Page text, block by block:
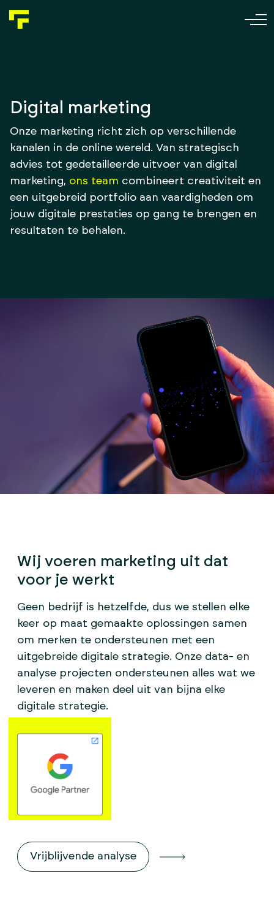
Skip to content
Digital marketing
Onze marketing richt zich op verschillende
kanalen in de online wereld. Van strategisch
advies tot gedetailleerde uitvoer van digital
marketing, ons team combineert creativiteit en
een uitgebreid portfolio aan vaardigheden om
jouw digitale prestaties op gang te brengen en
resultaten te behalen.
Wij voeren marketing uit dat
voor je werkt
Geen bedrijf is hetzelfde, dus we stellen elke
keer op maat gemaakte oplossingen samen
om merken te ondersteunen met een
uitgebreide digitale strategie. Onze data- en
analyse projecten ondersteunen alles wat we
leveren en maken deel uit van bijna elke
digitale strategie.
Vrijblijvende analyse